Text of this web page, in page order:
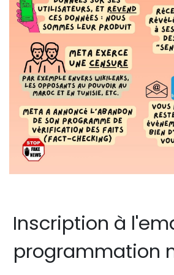
Inscription à
programmation